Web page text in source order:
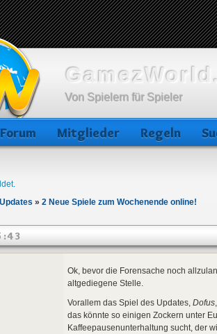
Von Spielern für Spieler
Forum Mitglieder Regeln
» 2 Neue Spiele zum Wochenende online!
Ok, bevor die Forensache noch
altgediegene Stelle.
Vorallem das Spiel des Updates, Dofus
das könnte so einigen Zockern unter
Kaffeepausenunterhaltung sucht, der